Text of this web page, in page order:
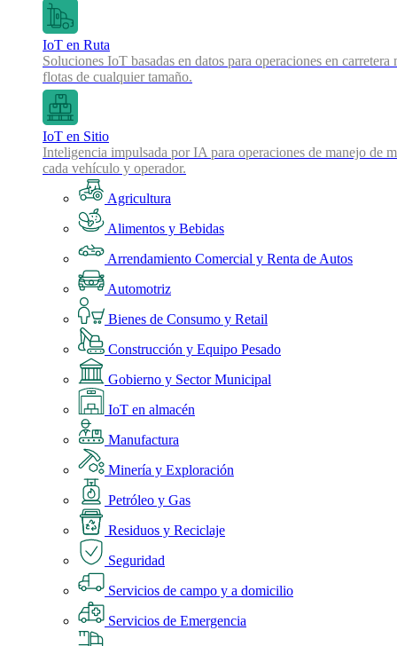
IoT en Ruta
Soluciones IoT basadas en datos para operaciones en
flotas de cualquier tamaño.
IoT en Sitio
Inteligencia impulsada por IA para operaciones de manejo de
cada vehículo y operador.
Agricultura
Alimentos y Bebidas
Arrendamiento Comercial y Renta de Autos
Automotriz
Bienes de Consumo y Retail
Construcción y Equipo Pesado
Gobierno y Sector Municipal
IoT en almacén
Manufactura
Minería y Exploración
Petróleo y Gas
Residuos y Reciclaje
Seguridad
Servicios de campo y a domicilio
Servicios de Emergencia